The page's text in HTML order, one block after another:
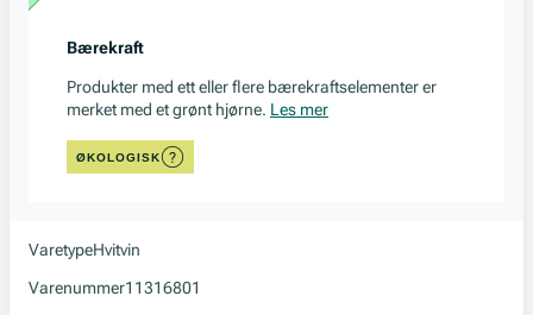
Bærekraft
Produkter med ett eller flere bærekraftselementer er
merket med et grønt hjørne. Les mer
ØKOLOGISK
VaretypeHvitvin
Varenummer11316801